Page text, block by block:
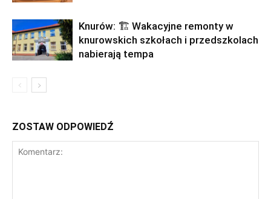
Knurów: 🏗️ Wakacyjne remonty w
knurowskich szkołach i przedszkolach
nabierają tempa
ZOSTAW ODPOWIEDŹ